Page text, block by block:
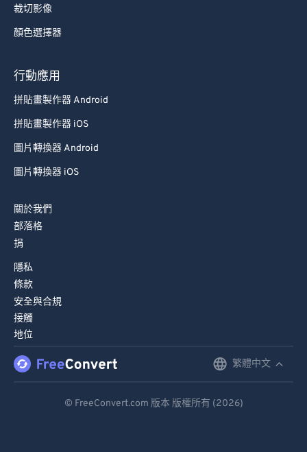
裁切影像
顏色選擇器
行動應用
拼貼畫製作器 Android
拼貼畫製作器 iOS
圖片轉換器 Android
圖片轉換器 iOS
關於我們
部落格
捐
隱私
條款
安全與合規
接觸
地位
繁體中文
© FreeConvert.com 版本 版權所有 (2026)